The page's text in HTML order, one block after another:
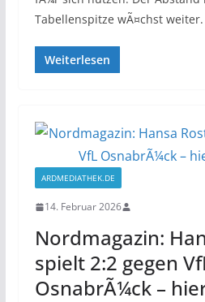
Tabellenspitze wÃ¤chst weiter.
Weiterlesen
ARDMEDIATHEK.DE
14. Februar 2026
Nordmagazin:
spielt 2:2 gegen
OsnabrÃ¼ck –